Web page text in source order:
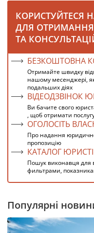
КОРИСТУЙТЕСЯ
ДЛЯ
ТА
БЕЗКОШТОВНА
Отримайте швидку
нашому месенджері,
подальших діях
ВІДЕОДЗВІНОК
Ви бачите свого
, щоб отримати
ОГОЛОСІТЬ
Про надання
пропозицію
КАТАЛОГ
Пошук виконавця для
фильтрами,
Популярні